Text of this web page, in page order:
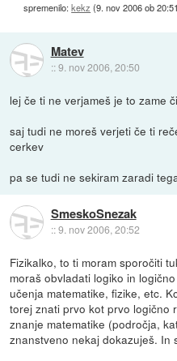
spremenilo:kekz (9. nov 2006 ob
Matev
::9. nov 2006, 20:50
lej če ti ne verjameš je to zame
saj tudi ne moreš verjeti če ti
cerkev
pa se tudi ne sekiram zaradi
SmeskoSnezak
::9. nov 2006, 20:52
Fizikalko, to ti moram sporočiti
moraš obvladati logiko in
učenja matematike, fizike, etc.
torej znati prvo kot prvo logično
znanje matematike (področja,
znanstveno nekaj dokazuješ. In